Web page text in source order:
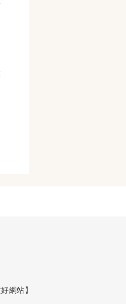
好網站】